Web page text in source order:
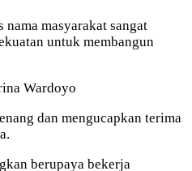
masyarakat sangat
untuk membangun
Wardoyo
dan mengucapkan terima
berupaya bekerja